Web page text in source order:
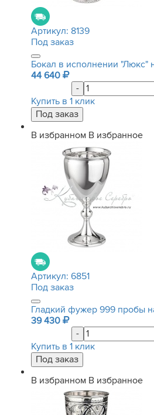
Артикул: 8139
Под заказ
Бокал в исполнении "Люкс"
44 640
-
Купить в 1 клик
В избранном В избранное
Артикул: 6851
Под заказ
Гладкий фужер 999 пробы
39 430
-
Купить в 1 клик
В избранном В избранное